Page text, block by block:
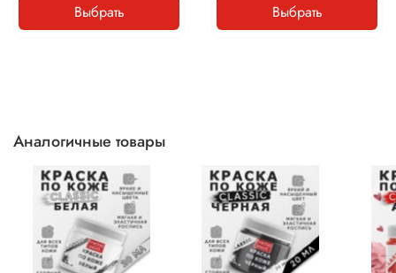
Выбрать Выбрать
Аналогичные товары